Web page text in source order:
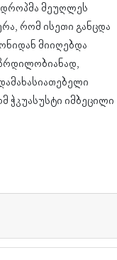
მეუღლეს
რომ ისეთი განცდა
მიიღებდა
ჭკუასუსტი იმბეცილი